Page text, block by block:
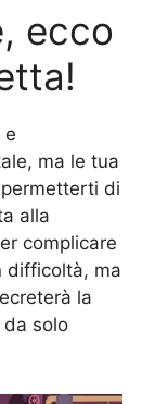
ecco
e
ma le tua
di
alla
complicare
difficoltà, ma
la
da solo